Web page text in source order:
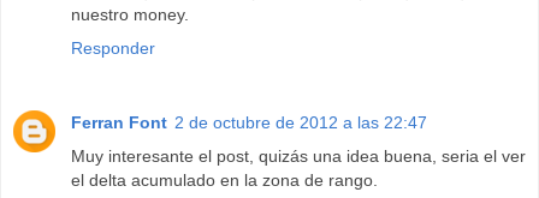
nuestro money.
Responder
Ferran Font 2 de octubre de 2012 a las 22:47
Muy interesante el post, quizás una idea buena, seria el ver
el delta acumulado en la zona de rango.